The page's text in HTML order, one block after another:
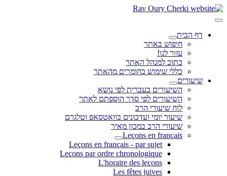
דף הבית
חיפוש באתר
עזור לנו!
כתוב למנהל האתר
כללי שימוש בחומרים מהאתר
שיעורים
השיעורים בעברית לפי נושא
השיעורים לפי סדר הוספתם לאתר
לוח שיעורי הרב
שיעור יומי ועדכונים בוואטסאפ וטלגרם
שיעורי הרב במכון מאיר
Leçons en français
Leçons en français - par sujet
Leçons par ordre chronologique
L'horaire des leçons
Les fêtes juives